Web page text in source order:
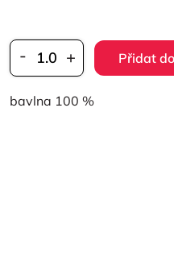
Přidat
bavlna 100 %